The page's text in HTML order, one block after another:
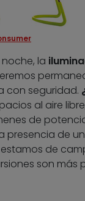
la
con seguridad.
al aire
de
presencia de
de
son más